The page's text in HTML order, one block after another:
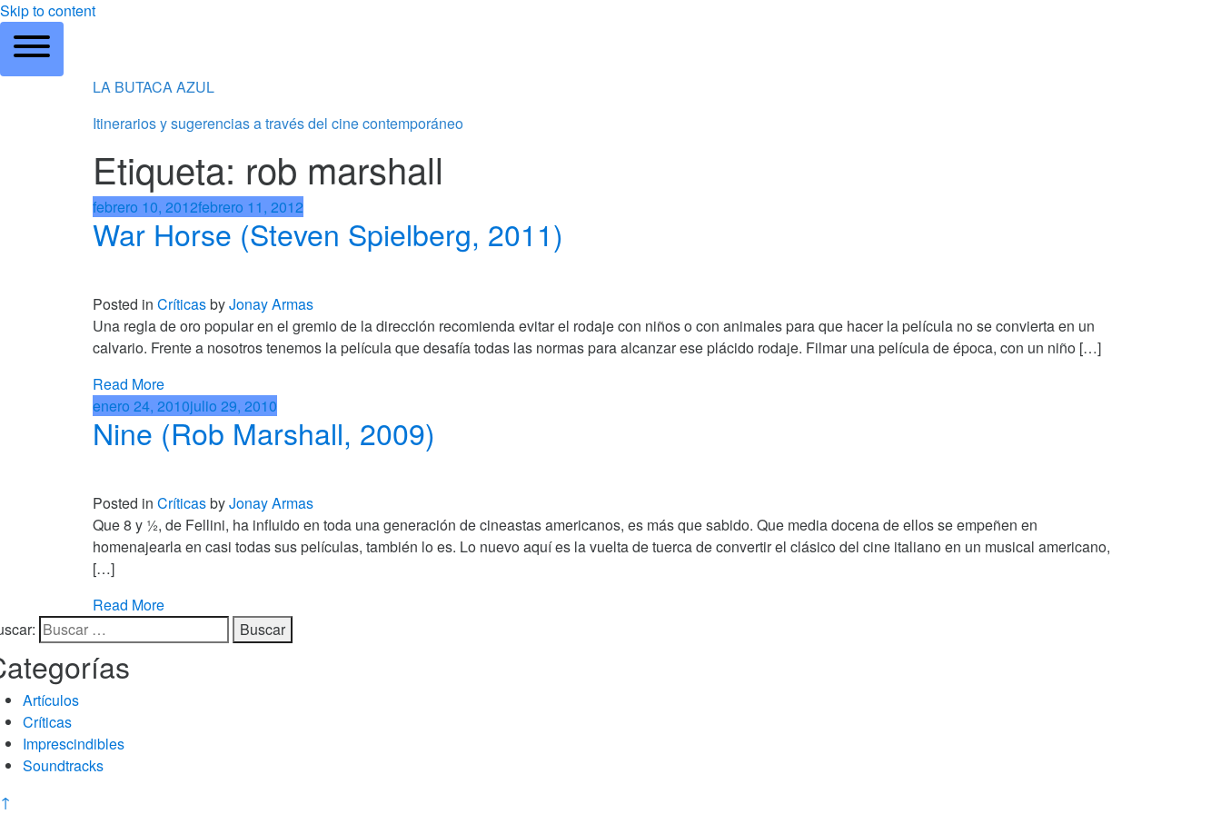
Skip to content
LA BUTACA AZUL
Itinerarios y sugerencias a través del cine contemporáneo
Etiqueta: rob marshall
febrero 10, 2012febrero 11, 2012
War Horse (Steven Spielberg, 2011)
Posted in CríticasbyJonay Armas
Una regla de oro popular en el gremio de la dirección recomienda evitar el rodaje con niños o con animales para que hacer la película no se convierta en un
calvario. Frente a nosotros tenemos la película que desafía todas las normas para alcanzar ese plácido rodaje. Filmar una película de época, con un niño […]
Read More
enero 24, 2010julio 29, 2010
Nine (Rob Marshall, 2009)
Posted in CríticasbyJonay Armas
Que 8 y ½, de Fellini, ha influido en toda una generación de cineastas americanos, es más que sabido. Que media docena de ellos se empeñen en
homenajearla en casi todas sus películas, también lo es. Lo nuevo aquí es la vuelta de tuerca de convertir el clásico del cine italiano en un musical americano,
[…]
Read More
Artículos
Críticas
Imprescindibles
Soundtracks
↑